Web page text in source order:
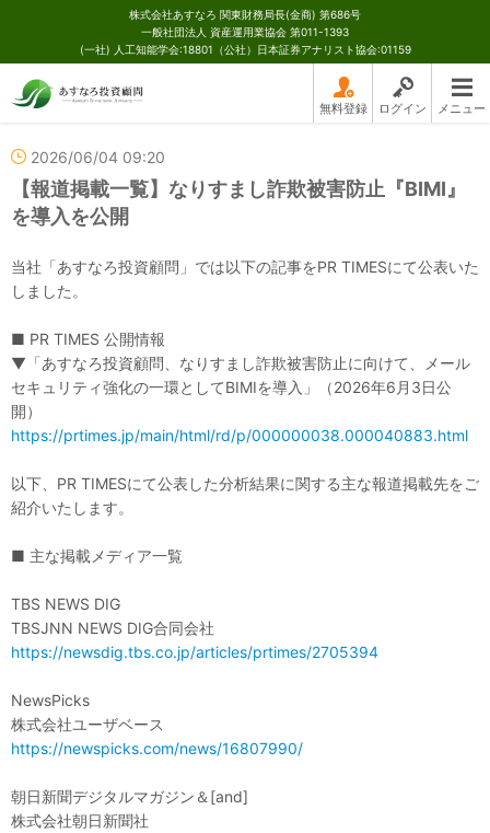
株式会社あすなろ 関東財務局長(金商) 第686号
一般社団法人 資産運用業協会 第011-1393
(一社) 人工知能学会:18801（公社）日本証券アナリスト協会:01159
無料登録 ログイン メニュー
2026/06/04 09:20
【報道掲載一覧】なりすまし詐欺被害防止『BIMI』
を導入を公開
当社「あすなろ投資顧問」では以下の記事をPR TIMESにて公表いた
しました。
■ PR TIMES 公開情報
▼「あすなろ投資顧問、なりすまし詐欺被害防止に向けて、メール
セキュリティ強化の一環としてBIMIを導入」（2026年6月3日公
開）
https://prtimes.jp/main/html/rd/p/000000038.000040883.html
以下、PR TIMESにて公表した分析結果に関する主な報道掲載先をご
紹介いたします。
■ 主な掲載メディア一覧
TBS NEWS DIG
TBSJNN NEWS DIG合同会社
https://newsdig.tbs.co.jp/articles/prtimes/2705394
NewsPicks
株式会社ユーザベース
https://newspicks.com/news/16807990/
朝日新聞デジタルマガジン＆[and]
株式会社朝日新聞社